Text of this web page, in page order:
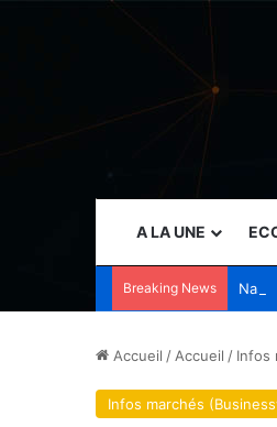
A LA UNE
Breaking News
Accueil / Accueil / Infos
Infos marchés